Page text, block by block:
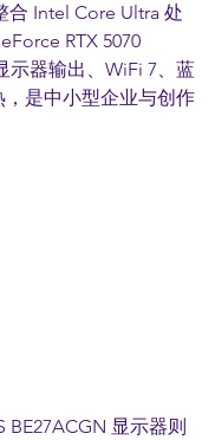
合 Intel Core Ultra 处
RTX 5070
示器输出、WiFi 7、蓝
，是中小型企业与创作
BE27ACGN 显示器则